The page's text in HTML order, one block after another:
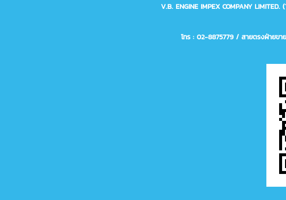
V.B. ENGINE IMPEX COMPANY LIMITED.
โทร : 02-8875779 / สายตรงฝ่ายข